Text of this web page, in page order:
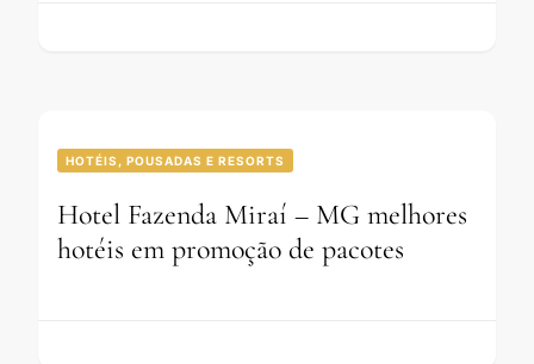
HOTÉIS, POUSADAS E RESORTS
Hotel Fazenda Miraí – MG melhores
hotéis em promoção de pacotes